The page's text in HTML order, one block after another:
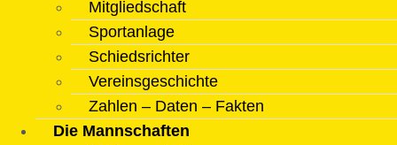
Mitgliedschaft
Sportanlage
Schiedsrichter
Vereinsgeschichte
Zahlen – Daten – Fakten
Die Mannschaften